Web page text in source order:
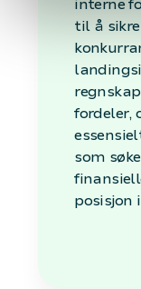
interne
til å
fordeler,
som
posisjon